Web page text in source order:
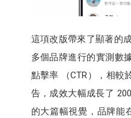
這項改版帶來了顯著的
多個品牌進行的實測數
點擊率 （CTR），相較
告，成效大幅成長了
的大篇幅視覺，品牌能